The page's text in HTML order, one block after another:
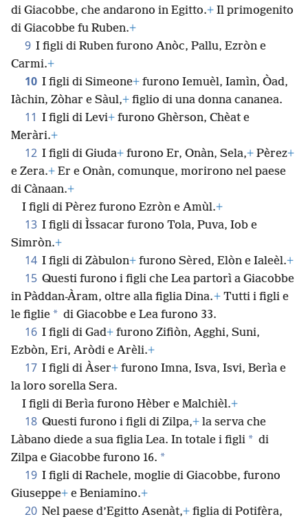
di Giacobbe, che andarono in Egitto.+ Il primogenito
di Giacobbe fu Ruben.+
9 I figli di Ruben furono Anòc, Pallu, Ezròn e
Carmi.+
10 I figli di Simeone+ furono Iemuèl, Iamìn, Òad,
Iàchin, Zòhar e Sàul,+ figlio di una donna cananea.
11 I figli di Levi+ furono Ghèrson, Chèat e
Meràri.+
12 I figli di Giuda+ furono Er, Onàn, Sela,+ Pèrez+
e Zera.+ Er e Onàn, comunque, morirono nel paese
di Cànaan.+
I figli di Pèrez furono Ezròn e Amùl.+
13 I figli di Ìssacar furono Tola, Puva, Iob e
Simròn.+
14 I figli di Zàbulon+ furono Sèred, Elòn e Ialeèl.+
15 Questi furono i figli che Lea partorì a Giacobbe
in Pàddan-Àram, oltre alla figlia Dina.+ Tutti i figli e
le figlie * di Giacobbe e Lea furono 33.
16 I figli di Gad+ furono Zifiòn, Agghi, Suni,
Ezbòn, Eri, Aròdi e Arèli.+
17 I figli di Àser+ furono Imna, Isva, Isvi, Berìa e
la loro sorella Sera.
I figli di Berìa furono Hèber e Malchièl.+
18 Questi furono i figli di Zilpa,+ la serva che
Làbano diede a sua figlia Lea. In totale i figli * di
Zilpa e Giacobbe furono 16. *
19 I figli di Rachele, moglie di Giacobbe, furono
Giuseppe+ e Beniamino.+
20 Nel paese d’Egitto Asenàt,+ figlia di Potifèra,